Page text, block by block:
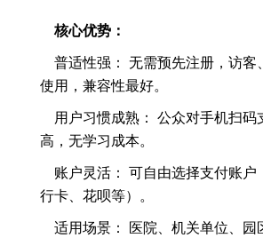
核心优势：
普适性强： 无需预先注册，访客
使用，兼容性最好。
用户习惯成熟： 公众对手机扫码
高，无学习成本。
账户灵活： 可自由选择支付账户
行卡、花呗等）。
适用场景： 医院、机关单位、园